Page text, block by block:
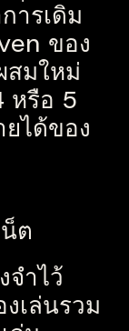
ารเดิม
ของ
มใหม่
หรือ 5
ยได้ของ
ต
จำไว้
เล่นรวม